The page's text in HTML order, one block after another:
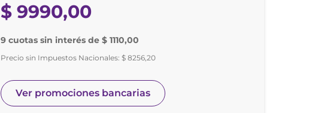
$ 9990,00
9 cuotas sin interés de $ 1110,00
Precio sin Impuestos Nacionales:$ 8256,20
Ver promociones bancarias